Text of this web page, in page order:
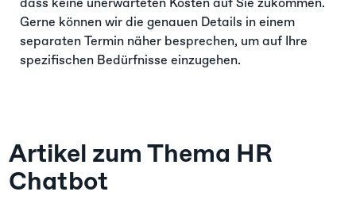
Gerne können wir die genauen Details in einem
separaten Termin näher besprechen, um auf Ihre
spezifischen Bedürfnisse einzugehen.
Artikel zum Thema HR
Chatbot